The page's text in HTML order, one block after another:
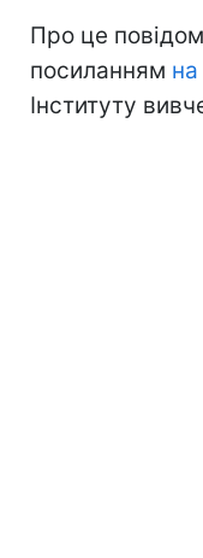
Про це
посиланням на
Інституту